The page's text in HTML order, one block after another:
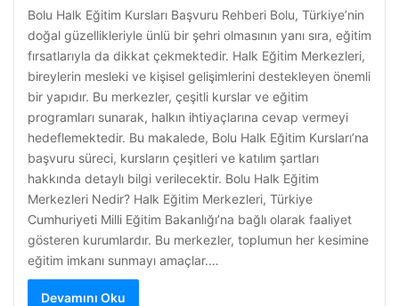
Bolu Halk Eğitim Kursları Başvuru Rehberi Bolu, Türkiye’nin
doğal güzellikleriyle ünlü bir şehri olmasının yanı sıra, eğitim
fırsatlarıyla da dikkat çekmektedir. Halk Eğitim Merkezleri,
bireylerin mesleki ve kişisel gelişimlerini destekleyen önemli
bir yapıdır. Bu merkezler, çeşitli kurslar ve eğitim
programları sunarak, halkın ihtiyaçlarına cevap vermeyi
hedeflemektedir. Bu makalede, Bolu Halk Eğitim Kursları’na
başvuru süreci, kursların çeşitleri ve katılım şartları
hakkında detaylı bilgi verilecektir. Bolu Halk Eğitim
Merkezleri Nedir? Halk Eğitim Merkezleri, Türkiye
Cumhuriyeti Milli Eğitim Bakanlığı’na bağlı olarak faaliyet
gösteren kurumlardır. Bu merkezler, toplumun her kesimine
eğitim imkanı sunmayı amaçlar.…
Devamını Oku